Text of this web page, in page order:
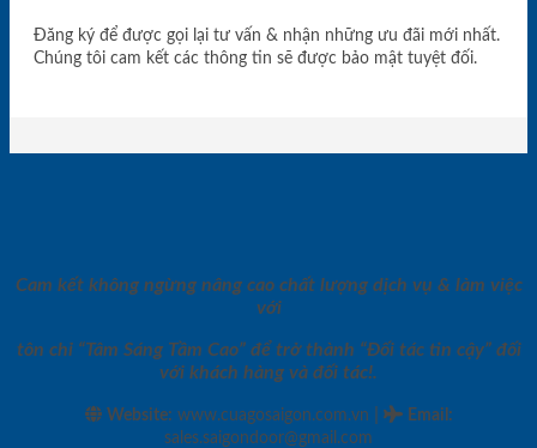
Đăng ký để được gọi lại tư vấn & nhận những ưu đãi mới nhất.
Chúng tôi cam kết các thông tin sẽ được bảo mật tuyệt đối.
Cam kết không ngừng nâng cao chất lượng dịch vụ & làm việc
với
tôn chỉ “Tâm Sáng Tầm Cao” để trở thành “Đối tác tin cậy” đối
với khách hàng và đối tác!.
Website: www.cuagosaigon.com.vn Email :
sales.saigondoor@gmail.com